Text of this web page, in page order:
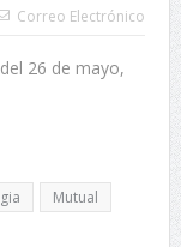
Correo Electrónico
26 de mayo,
Mutual